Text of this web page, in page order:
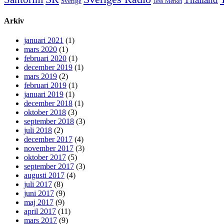
Arkiv
januari 2021 (1)
mars 2020 (1)
februari 2020 (1)
december 2019 (1)
mars 2019 (2)
februari 2019 (1)
januari 2019 (1)
december 2018 (1)
oktober 2018 (3)
september 2018 (3)
juli 2018 (2)
december 2017 (4)
november 2017 (3)
oktober 2017 (5)
september 2017 (3)
augusti 2017 (4)
juli 2017 (8)
juni 2017 (9)
maj 2017 (9)
april 2017 (11)
mars 2017 (9)